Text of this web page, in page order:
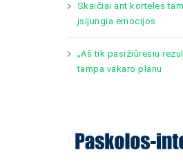
Skaičiai ant kortelės
įsijungia emocijos
„Aš tik pasižiūrėsiu
tampa vakaro planu